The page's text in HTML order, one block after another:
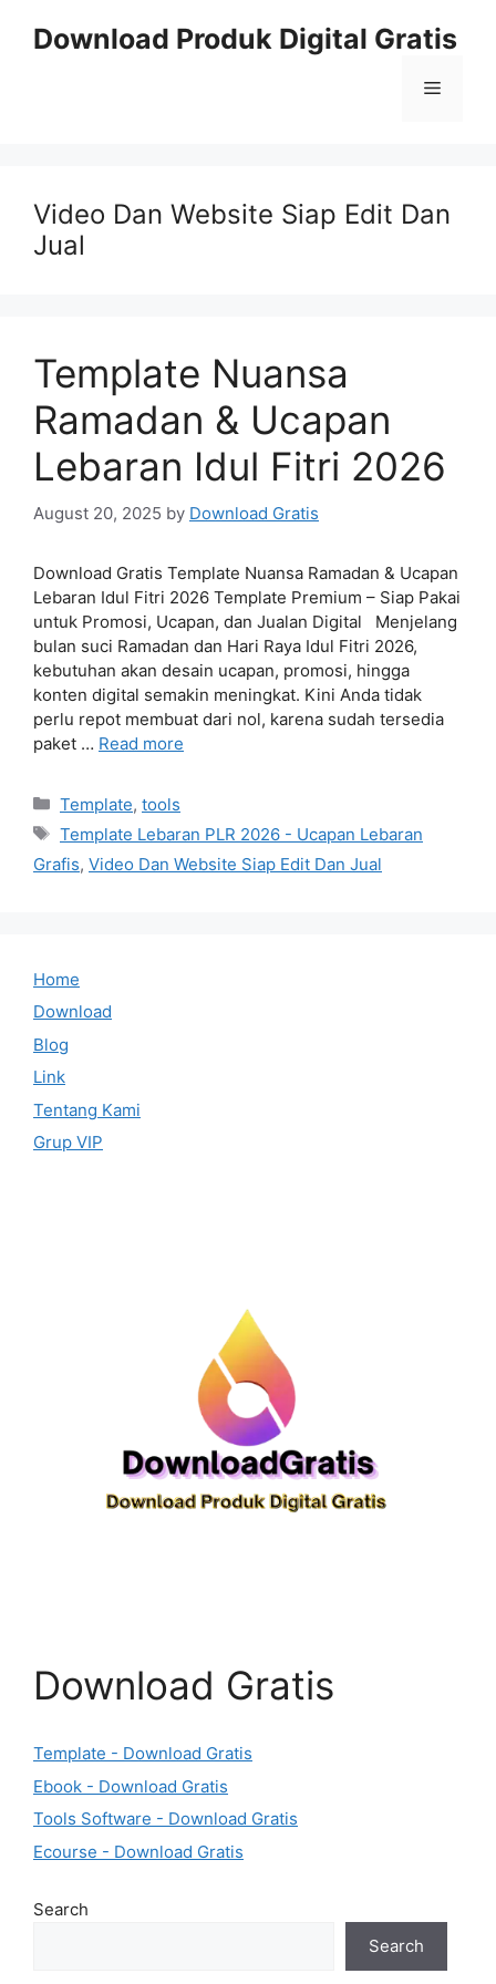
Download Produk Digital Gratis
Menu
Video Dan Website Siap Edit Dan
Jual
Template Nuansa
Ramadan & Ucapan
Lebaran Idul Fitri 2026
August 20, 2025 by Download Gratis
Download Gratis Template Nuansa Ramadan & Ucapan
Lebaran Idul Fitri 2026 Template Premium – Siap Pakai
untuk Promosi, Ucapan, dan Jualan Digital Menjelang
bulan suci Ramadan dan Hari Raya Idul Fitri 2026,
kebutuhan akan desain ucapan, promosi, hingga
konten digital semakin meningkat. Kini Anda tidak
perlu repot membuat dari nol, karena sudah tersedia
paket … Read more
Categories
Template, tools
Tags
Template Lebaran PLR 2026 - Ucapan Lebaran
Grafis, Video Dan Website Siap Edit Dan Jual
Home
Download
Blog
Link
Tentang Kami
Grup VIP
Download Gratis
Template - Download Gratis
Ebook - Download Gratis
Tools Software - Download Gratis
Ecourse - Download Gratis
Search
Search